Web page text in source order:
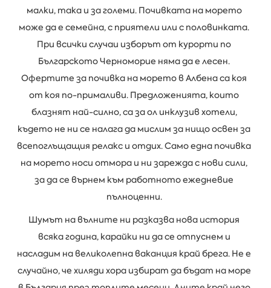
малки, така и за големи. Почивката на морето
може да е семейна, с приятели или с половинката.
При всички случаи изборът от курорти по
Българското Черноморие няма да е лесен.
Офертите за почивка на морето в Албена са коя
от коя по-прималиви. Предложенията, които
блазнят най-силно, са за ол инклузив хотели,
където не ни се налага да мислим за нищо освен за
всепоглъщащия релакс и отдих. Само една почивка
на морето носи отмора и ни зарежда с нови сили,
за да се върнем към работното ежедневие
пълноценни.
Шумът на вълните ни разказва нова история
всяка година, карайки ни да се отпуснем и
насладим на великолепна ваканция край брега. Не е
случайно, че хиляди хора избират да бъдат на море